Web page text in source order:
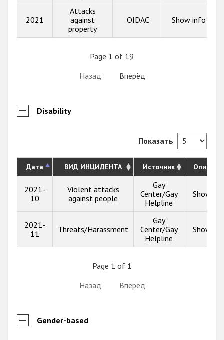
2021
Attacks
against
property
OIDAC Show info
Page 1 of 19
Назад
Вперёд
Disability
Показать
Дата ВИД ИНЦИДЕНТА Источник
2021-
10
Violent attacks
against people
Gay
Center/Gay
Helpline
Show
2021-
11
Threats/Harassment
Gay
Center/Gay
Helpline
Show
Page 1 of 1
Назад
Вперёд
Gender-based